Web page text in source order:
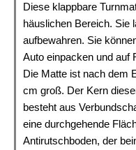
Diese klappbare
häuslichen Bereich. Sie
aufbewahren. Sie
Auto einpacken und auf
Die Matte ist nach dem
cm groß. Der Kern
besteht aus
eine durchgehende
Antirutschboden, der